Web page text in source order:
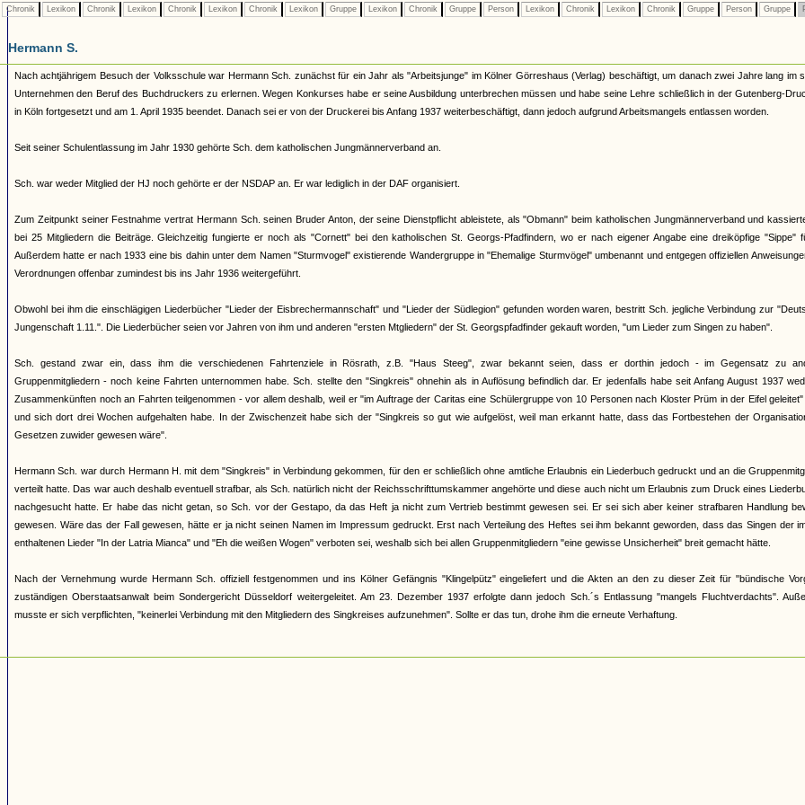
Chronik Lexikon Chronik Lexikon Chronik Lexikon Chronik Lexikon Gruppe Lexikon Chronik Gruppe Person Lexikon Chronik Lexikon Chronik Gruppe Person Gruppe
Hermann S.
Nach achtjährigem Besuch der Volksschule war Hermann Sch. zunächst für ein Jahr als "Arbeitsjunge" im Kölner Görreshaus (Verlag) beschäftigt, um danach zwei Jahre lang im
Unternehmen den Beruf des Buchdruckers zu erlernen. Wegen Konkurses habe er seine Ausbildung unterbrechen müssen und habe seine Lehre schließlich in der Gutenberg-
in Köln fortgesetzt und am 1. April 1935 beendet. Danach sei er von der Druckerei bis Anfang 1937 weiterbeschäftigt, dann jedoch aufgrund Arbeitsmangels entlassen worden.
Seit seiner Schulentlassung im Jahr 1930 gehörte Sch. dem katholischen Jungmännerverband an.
Sch. war weder Mitglied der HJ noch gehörte er der NSDAP an. Er war lediglich in der DAF organisiert.
Zum Zeitpunkt seiner Festnahme vertrat Hermann Sch. seinen Bruder Anton, der seine Dienstpflicht ableistete, als "Obmann" beim katholischen Jungmännerverband und
bei 25 Mitgliedern die Beiträge. Gleichzeitig fungierte er noch als "Cornett" bei den katholischen St. Georgs-Pfadfindern, wo er nach eigener Angabe eine dreiköpfige "Sippe"
Außerdem hatte er nach 1933 eine bis dahin unter dem Namen "Sturmvogel" existierende Wandergruppe in "Ehemalige Sturmvögel" umbenannt und entgegen offiziellen
Verordnungen offenbar zumindest bis ins Jahr 1936 weitergeführt.
Obwohl bei ihm die einschlägigen Liederbücher "Lieder der Eisbrechermannschaft" und "Lieder der Südlegion" gefunden worden waren, bestritt Sch. jegliche Verbindung zur
Jungenschaft 1.11.". Die Liederbücher seien vor Jahren von ihm und anderen "ersten Mtgliedern" der St. Georgspfadfinder gekauft worden, "um Lieder zum Singen zu haben".
Sch. gestand zwar ein, dass ihm die verschiedenen Fahrtenziele in Rösrath, z.B. "Haus Steeg", zwar bekannt seien, dass er dorthin jedoch - im Gegensatz zu
Gruppenmitgliedern - noch keine Fahrten unternommen habe. Sch. stellte den "Singkreis" ohnehin als in Auflösung befindlich dar. Er jedenfalls habe seit Anfang August 1937
Zusammenkünften noch an Fahrten teilgenommen - vor allem deshalb, weil er "im Auftrage der Caritas eine Schülergruppe von 10 Personen nach Kloster Prüm in der Eifel
und sich dort drei Wochen aufgehalten habe. In der Zwischenzeit habe sich der "Singkreis so gut wie aufgelöst, weil man erkannt hatte, dass das Fortbestehen der
Gesetzen zuwider gewesen wäre".
Hermann Sch. war durch Hermann H. mit dem "Singkreis" in Verbindung gekommen, für den er schließlich ohne amtliche Erlaubnis ein Liederbuch gedruckt und an die
verteilt hatte. Das war auch deshalb eventuell strafbar, als Sch. natürlich nicht der Reichsschrifttumskammer angehörte und diese auch nicht um Erlaubnis zum Druck eines
nachgesucht hatte. Er habe das nicht getan, so Sch. vor der Gestapo, da das Heft ja nicht zum Vertrieb bestimmt gewesen sei. Er sei sich aber keiner strafbaren Handlung
gewesen. Wäre das der Fall gewesen, hätte er ja nicht seinen Namen im Impressum gedruckt. Erst nach Verteilung des Heftes sei ihm bekannt geworden, dass das Singen der
enthaltenen Lieder "In der Latria Mianca" und "Eh die weißen Wogen" verboten sei, weshalb sich bei allen Gruppenmitgliedern "eine gewisse Unsicherheit" breit gemacht hätte.
Nach der Vernehmung wurde Hermann Sch. offiziell festgenommen und ins Kölner Gefängnis "Klingelpütz" eingeliefert und die Akten an den zu dieser Zeit für "bündische
zuständigen Oberstaatsanwalt beim Sondergericht Düsseldorf weitergeleitet. Am 23. Dezember 1937 erfolgte dann jedoch Sch.´s Entlassung "mangels Fluchtverdachts".
musste er sich verpflichten, "keinerlei Verbindung mit den Mitgliedern des Singkreises aufzunehmen". Sollte er das tun, drohe ihm die erneute Verhaftung.